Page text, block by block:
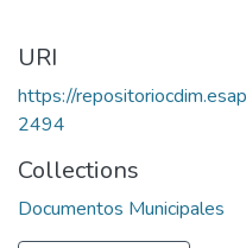
URI
https://
2494
Collections
Documentos Municipales